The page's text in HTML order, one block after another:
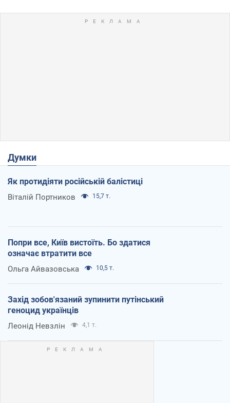
Думки
Як протидіяти російській балістиці
Віталій Портников 15,7 т.
Попри все, Київ вистоїть. Бо здатися
означає втратити все
Ольга Айвазовська 10,5 т.
Захід зобов'язаний зупинити путінський
геноцид українців
Леонід Невзлін 4,1 т.